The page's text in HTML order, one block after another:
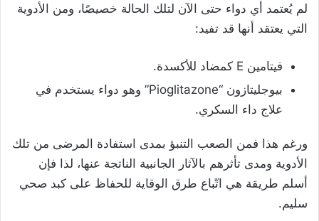
لم يُعتمد أي دواء حتى الآن لتلك الحالة خصيصًا، ومن الأدوية
التي يعتقد أنها قد تفيد:
فيتامين E كمضاد للأكسدة.
بيوجليتازون “Pioglitazone” وهو دواء يستخدم في
علاج داء السكري.
ورغم هذا فمن الصعب التنبؤ بمدى استفادة المرضى من تلك
الأدوية ومدى تأثرهم بالآثار الجانبية الناتجة عنها، لذا فإن
أسلم طريقة هي اتّباع طرق الوقاية للحفاظ على كبد صحي
سليم.